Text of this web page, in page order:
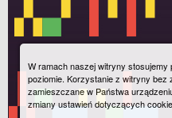
W ramach naszej witryny stosujemy
poziomie. Korzystanie z witryny
zamieszczane w Państwa
zmiany ustawień dotyczących